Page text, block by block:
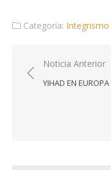
Categoría:
Navegación
de
Noticia Anterior
YIHAD EN EUROPA